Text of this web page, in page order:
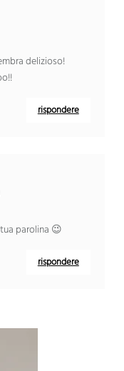
delizioso!
rispondere
parolina 😉
rispondere